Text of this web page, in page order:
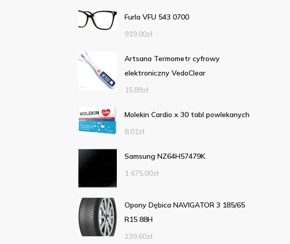
Furla VFU 543 0700
919,00zł
Artsana Termometr cyfrowy
elektroniczny VedoClear
15,89zł
Molekin Cardio x 30 tabl powlekanych
8,01zł
Samsung NZ64H57479K
1 675,00zł
Opony Dębica NAVIGATOR 3 185/65
R15 88H
239,60zł